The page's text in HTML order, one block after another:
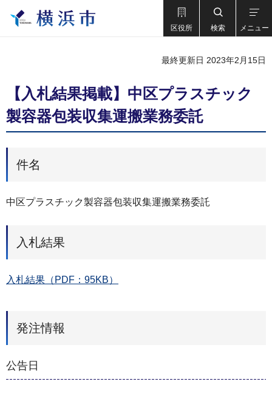
区役所 検索 メニュー
最終更新日 2023年2月15日
【入札結果掲載】中区プラスチック
製容器包装収集運搬業務委託
件名
中区プラスチック製容器包装収集運搬業務委託
入札結果
入札結果（PDF：95KB）
発注情報
公告日